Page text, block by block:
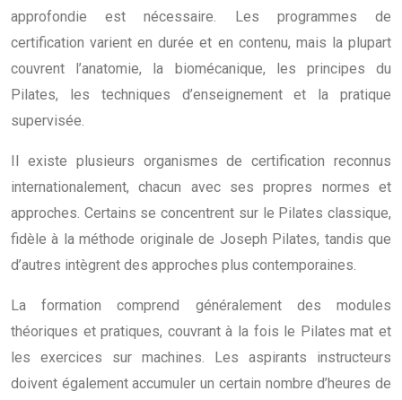
approfondie est nécessaire. Les programmes de
certification varient en durée et en contenu, mais la plupart
couvrent l’anatomie, la biomécanique, les principes du
Pilates, les techniques d’enseignement et la pratique
supervisée.
Il existe plusieurs organismes de certification reconnus
internationalement, chacun avec ses propres normes et
approches. Certains se concentrent sur le Pilates classique,
fidèle à la méthode originale de Joseph Pilates, tandis que
d’autres intègrent des approches plus contemporaines.
La formation comprend généralement des modules
théoriques et pratiques, couvrant à la fois le Pilates mat et
les exercices sur machines. Les aspirants instructeurs
doivent également accumuler un certain nombre d’heures de